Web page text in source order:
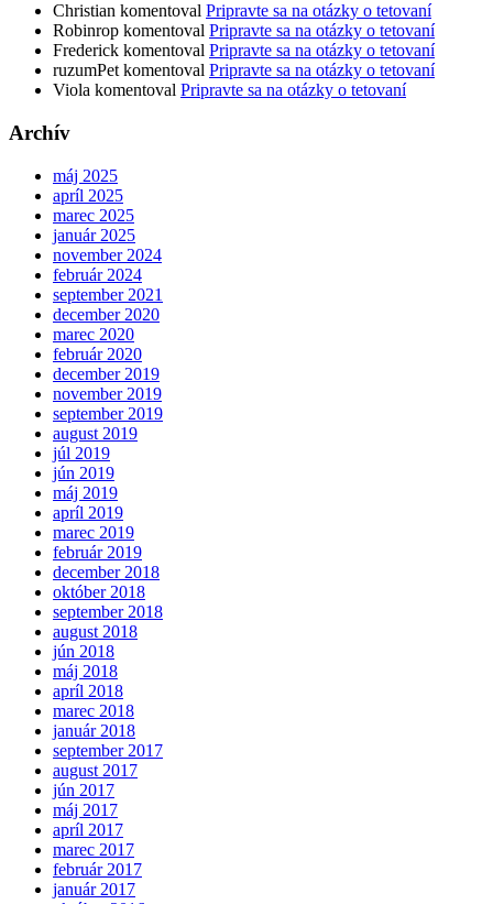
Christian komentoval Pripravte sa na otázky o tetovaní
Robinrop komentoval Pripravte sa na otázky o tetovaní
Frederick komentoval Pripravte sa na otázky o tetovaní
ruzumPet komentoval Pripravte sa na otázky o tetovaní
Viola komentoval Pripravte sa na otázky o tetovaní
Archív
máj 2025
apríl 2025
marec 2025
január 2025
november 2024
február 2024
september 2021
december 2020
marec 2020
február 2020
december 2019
november 2019
september 2019
august 2019
júl 2019
jún 2019
máj 2019
apríl 2019
marec 2019
február 2019
december 2018
október 2018
september 2018
august 2018
jún 2018
máj 2018
apríl 2018
marec 2018
január 2018
september 2017
august 2017
jún 2017
máj 2017
apríl 2017
marec 2017
február 2017
január 2017